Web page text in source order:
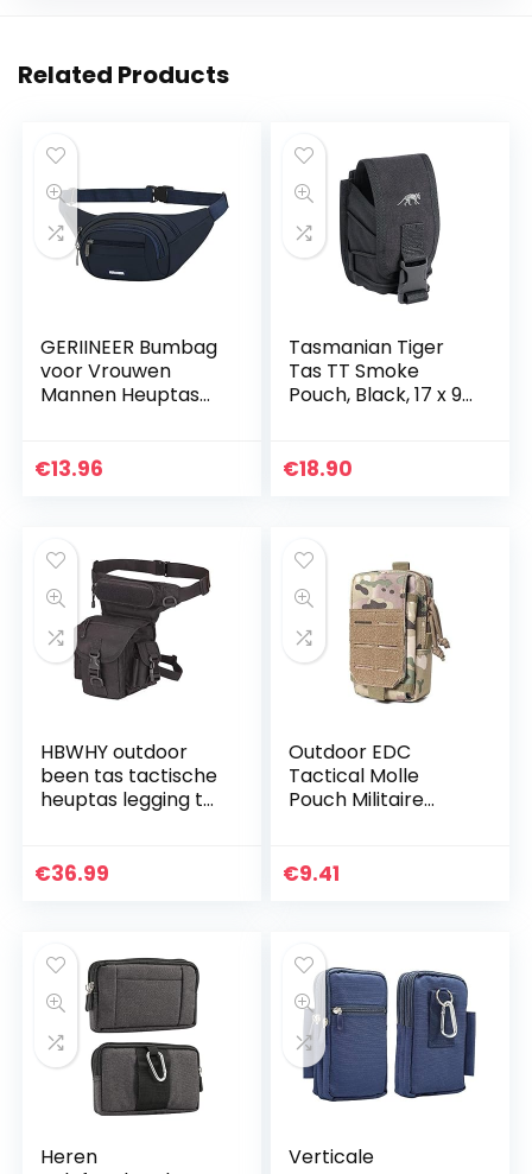
Related Products
GERIINEER Bumbag
voor Vrouwen
Mannen Heuptas
ritssluiting
€13.96
Tasmanian Tiger
Tas TT Smoke
Pouch, Black, 17 x 9
€18.90
HBWHY outdoor
been tas tactische
heuptas legging tas
sport camping
€36.99
Outdoor EDC
Tactical Molle
Pouch Militaire
Houder Pakket
€9.41
Heren
Verticale